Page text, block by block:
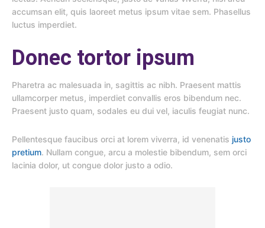
accumsan elit, quis laoreet metus ipsum vitae sem. Phasellus
luctus imperdiet.
Donec tortor ipsum
Pharetra ac malesuada in, sagittis ac nibh. Praesent mattis
ullamcorper metus, imperdiet convallis eros bibendum nec.
Praesent justo quam, sodales eu dui vel, iaculis feugiat nunc.
Pellentesque faucibus orci at lorem viverra, id venenatis justo
pretium. Nullam congue, arcu a molestie bibendum, sem orci
lacinia dolor, ut congue dolor justo a odio.